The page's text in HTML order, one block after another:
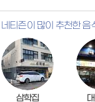
네티즌이 많이 추천한 음
삼학집